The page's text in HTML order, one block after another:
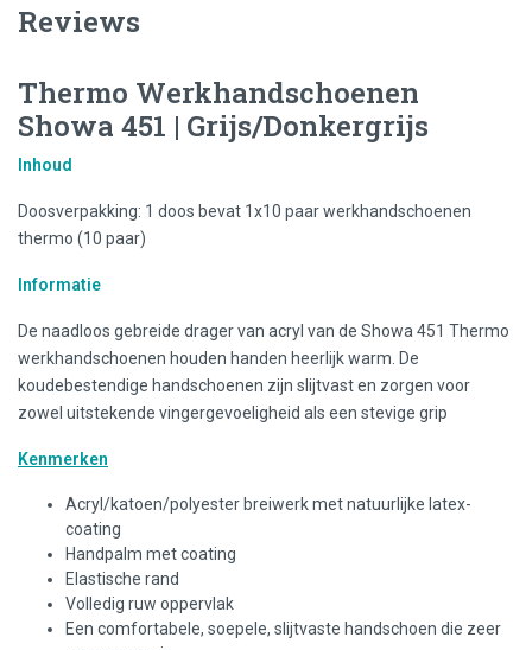
Reviews
Thermo Werkhandschoenen
Showa 451 | Grijs/Donkergrijs
Inhoud
Doosverpakking: 1 doos bevat 1x10 paar werkhandschoenen
thermo (10 paar)
Informatie
De naadloos gebreide drager van acryl van de Showa 451 Thermo
werkhandschoenen houden handen heerlijk warm. De
koudebestendige handschoenen zijn slijtvast en zorgen voor
zowel uitstekende vingergevoeligheid als een stevige grip
Kenmerken
Acryl/katoen/polyester breiwerk met natuurlijke latex-
coating
Handpalm met coating
Elastische rand
Volledig ruw oppervlak
Een comfortabele, soepele, slijtvaste handschoen die zeer